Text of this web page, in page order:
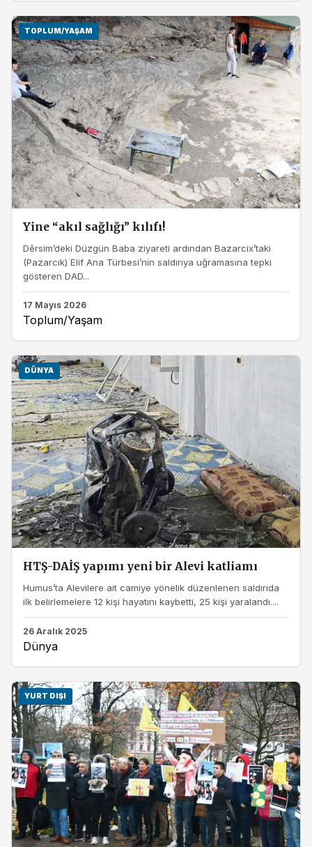
TOPLUM/YAŞAM
Yine “akıl sağlığı” kılıfı!
Dêrsim’deki Düzgün Baba ziyareti ardından Bazarcix’taki
(Pazarcık) Elif Ana Türbesi’nin saldırıya uğramasına tepki
gösteren DAD...
17 Mayıs 2026
Toplum/Yaşam
DÜNYA
HTŞ-DAİŞ yapımı yeni bir Alevi katliamı
Humus’ta Alevilere ait camiye yönelik düzenlenen saldırıda
ilk belirlemelere 12 kişi hayatını kaybetti, 25 kişi yaralandı....
26 Aralık 2025
Dünya
YURT DIŞI